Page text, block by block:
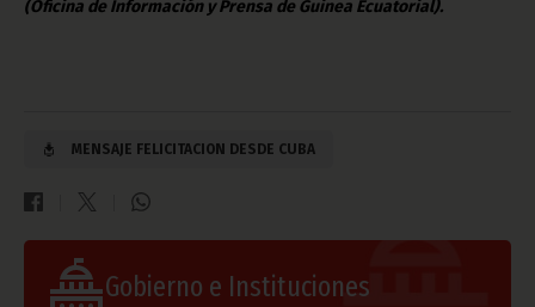
(Oficina de Información y Prensa de Guinea Ecuatorial).
MENSAJE FELICITACION DESDE CUBA
Gobierno e Instituciones